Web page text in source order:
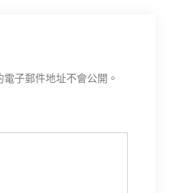
子郵件地址不會公開。